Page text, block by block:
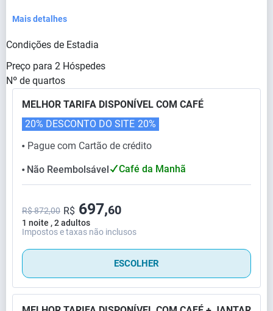
Mais detalhes
Condições de Estadia
Preço para 2 Hóspedes
Nº de quartos
MELHOR TARIFA DISPONÍVEL COM CAFÉ
⬤ Pague com Cartão de crédito
20% DESCONTO DO SITE 20%
⬤ Não Reembolsável Café da Manhã
1 noite , 2 adultos
R$ 872,00 R$ 697,60
Impostos e taxas não inclusos
ESCOLHER